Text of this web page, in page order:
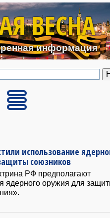
Перейти к основному
ВЕСНА
информация
использование
союзников
РФ предполагают
ядерного оружия для